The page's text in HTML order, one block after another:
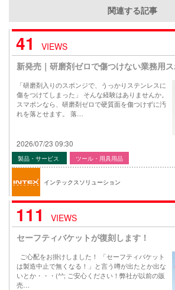
関連する記事
41
VIEWS
新発売｜研磨剤ゼロで傷つけない業務用ス
「研磨剤入りのスポンジで、うっかりステンレスに
傷をつけてしまった」 そんな経験はありませんか。
スマポンなら、研磨剤ゼロで硬質面を傷つけずに汚
れを落とせます。 落…
2026/07/23 09:30
製品・サービス ツール・用具用品
インテックスソリューション
111
VIEWS
セーフティバケットが復刻します！
ご心配をお掛けしました！ 「セーフティバケット
は製造中止で無くなる！」と言う噂が出たとか出な
いとか・・・(^^; ご安心ください！弊社が以前の販
売…